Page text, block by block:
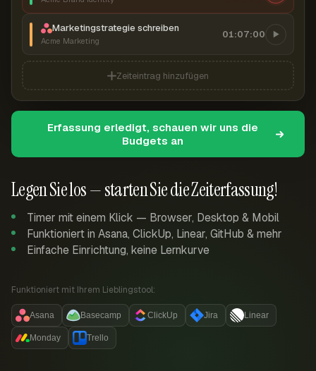
Legen Sie los — starten Sie die Zeiterfassung!
Timer mit einem Klick — Browser, Desktop & Mobil
Funktioniert in Asana, ClickUp, Linear, GitHub & mehr
Einfache Einrichtung, keine Lernkurve
Funktioniert mit Ihrem Lieblingstool:
Asana Basecamp ClickUp Jira Linear
Monday Trello
Marketingstrategie schreiben
Acme Marketing
01:07:00
Zeiteintrag hinzufügen
Erfassung erledigt, schauen wir uns die
Budgets an